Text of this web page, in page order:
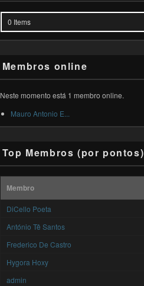
0 Items
Membros online
Neste momento está 1 membro online.
Mauro Antonio E...
Top Membros (por pontos)
Membro
DiCello Poeta
António Tê Santos
Frederico De Castro
Hygora Hoxy
admin